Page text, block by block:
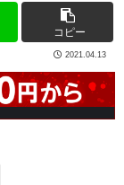
コピー
2021.04.13